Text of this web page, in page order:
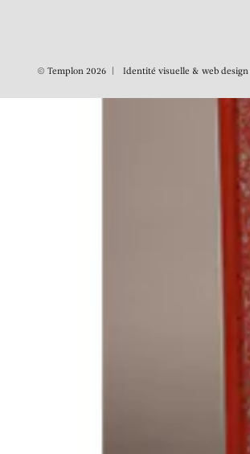
© Templon 2026 Identité visuelle & web design